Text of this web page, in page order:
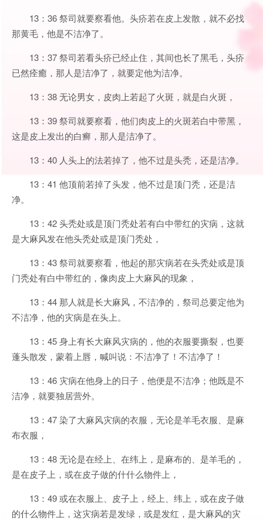
13：36 祭司就要察看他。头疥若在皮上发散，就不必找
那黄毛，他是不洁净了。
13：37 祭司若看头疥已经止住，其间也长了黑毛，头疥
已然痊癒，那人是洁净了，就要定他为洁净。
13：38 无论男女，皮肉上若起了火斑，就是白火斑，
13：39 祭司就要察看，他们肉皮上的火斑若白中带黑，
这是皮上发出的白癣，那人是洁净了。
13：40 人头上的法若掉了，他不过是头秃，还是洁净。
13：41 他顶前若掉了头发，他不过是顶门秃，还是洁
净。
13：42 头秃处或是顶门秃处若有白中带红的灾病，这就
是大麻风发在他头秃处或是顶门秃处，
13：43 祭司就要察看，他起的那灾病若在头秃处或是顶
门秃处有白中带红的，像肉皮上大麻风的现象，
13：44 那人就是长大麻风，不洁净的，祭司总要定他为
不洁净，他的灾病是在头上。
13：45 身上有长大麻风灾病的，他的衣服要撕裂，也要
蓬头散发，蒙着上唇，喊叫说：不洁净了！不洁净了！
13：46 灾病在他身上的日子，他便是不洁净；他既是不
洁净，就要独居营外。
13：47 染了大麻风灾病的衣服，无论是羊毛衣服、是麻
布衣服，
13：48 无论是在经上、在纬上，是麻布的、是羊毛的，
是在皮子上，或在皮子做的什什么物件上，
13：49 或在衣服上、皮子上，经上、纬上，或在皮子做
的什么物件上，这灾病若是发绿，或是发红，是大麻风的灾